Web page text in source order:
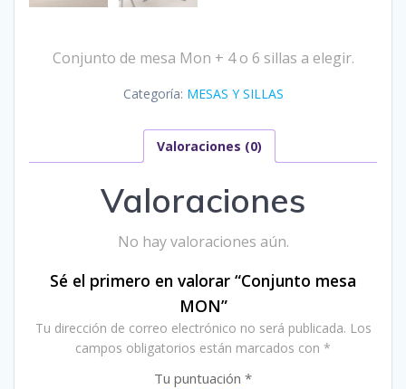
Conjunto de mesa Mon + 4 o 6 sillas a elegir.
Categoría: MESAS Y SILLAS
Valoraciones (0)
Valoraciones
No hay valoraciones aún.
Sé el primero en valorar “Conjunto mesa
MON”
Tu dirección de correo electrónico no será publicada. Los
campos obligatorios están marcados con *
Tu puntuación *